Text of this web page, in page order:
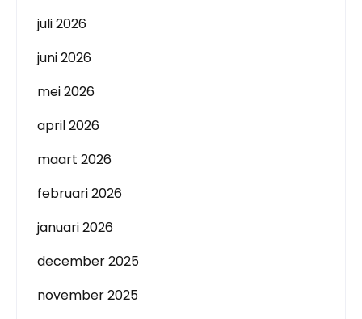
juli 2026
juni 2026
mei 2026
april 2026
maart 2026
februari 2026
januari 2026
december 2025
november 2025